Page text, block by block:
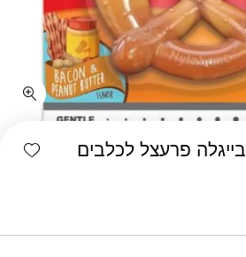
נילבון Nylabone בייגלה פרעצל לכלבים